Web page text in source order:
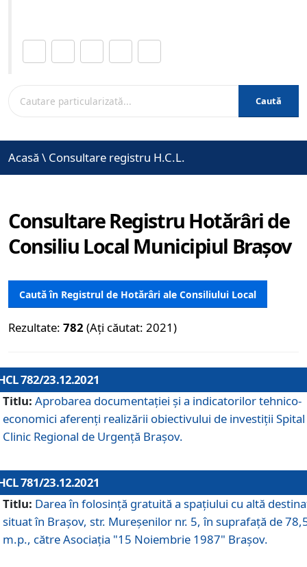
Caută
Acasă \ Consultare registru H.C.L.
Consultare Registru Hotărâri de
Consiliu Local Municipiul Brașov
Caută în Registrul de Hotărâri ale Consiliului Local
Rezultate: 782 (Ați căutat: 2021)
782/23.12.2021
Titlu: Aprobarea documentației și a indicatorilor tehnico-
economici aferenți realizării obiectivului de investiții Spital
Clinic Regional de Urgență Brașov.
781/23.12.2021
Titlu: Darea în folosinţă gratuită a spaţiului cu altă
situat în Braşov, str. Mureşenilor nr. 5, în suprafaţă de
m.p., către Asociaţia "15 Noiembrie 1987" Braşov.